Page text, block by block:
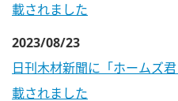
載されました
2023/08/23
日刊木材新聞に「ホームズ
載されました